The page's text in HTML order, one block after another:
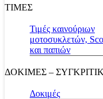
ΤΙΜΕΣ
Τιμές καινούριων
μοτοσυκλετών,
και παπιών
ΔΟΚΙΜΕΣ –
Δοκιμές